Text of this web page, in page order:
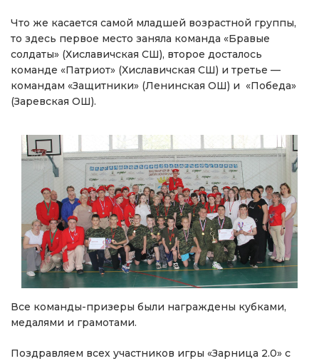
Что же касается самой младшей возрастной группы,
то здесь первое место заняла команда «Бравые
солдаты» (Хиславичская СШ), второе досталось
команде «Патриот» (Хиславичская СШ) и третье —
командам «Защитники» (Ленинская ОШ) и «Победа»
(Заревская ОШ).
Все команды-призеры были награждены кубками,
медалями и грамотами.
Поздравляем всех участников игры «Зарница 2.0» с